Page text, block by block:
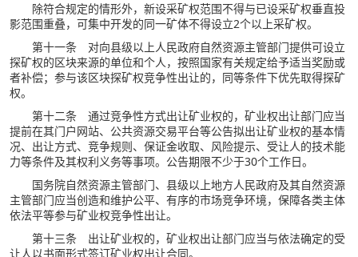
除符合规定的情形外，新设采矿权范围不得与已设采矿权垂直投
影范围重叠，可集中开发的同一矿体不得设立2个以上采矿权。
第十一条 对向县级以上人民政府自然资源主管部门提供可设立
探矿权的区块来源的单位和个人，按照国家有关规定给予适当奖励或
者补偿；参与该区块探矿权竞争性出让的，同等条件下优先取得探矿
权。
第十二条 通过竞争性方式出让矿业权的，矿业权出让部门应当
提前在其门户网站、公共资源交易平台等公告拟出让矿业权的基本情
况、出让方式、竞争规则、保证金收取、风险提示、受让人的技术能
力等条件及其权利义务等事项。公告期限不少于30个工作日。
国务院自然资源主管部门、县级以上地方人民政府及其自然资源
主管部门应当创造和维护公平、有序的市场竞争环境，保障各类主体
依法平等参与矿业权竞争性出让。
第十三条 出让矿业权的，矿业权出让部门应当与依法确定的受
让人以书面形式签订矿业权出让合同。